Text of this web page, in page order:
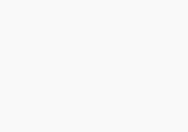
son una de las válvulas de